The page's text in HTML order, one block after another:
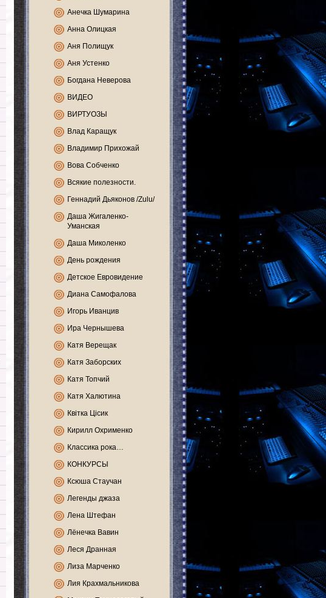
Анечка Шумарина
Анна Олицкая
Аня Полищук
Аня Устенко
Богдана Неверова
ВИДЕО
ВИРТУОЗЫ
Влад Каращук
Владимир Прихожай
Вова Собченко
Всякие полезности.
Геннадий Дьяконов /Zulu/
Даша Жигаленко-
Уманская
Даша Миколенко
День рождения
Детское Евровидение
Диана Самофалова
Игорь Иванцив
Ира Чернышева
Катя Верещак
Катя Заборских
Катя Топчий
Катя Халютина
Квітка Цісик
Кирилл Охрименко
Классика рока…
КОНКУРСЫ
Ксюша Стаучан
Легенды джаза
Лена Штефан
Лёнечка Вавин
Леся Дранная
Лиза Марченко
Лия Крахмальникова